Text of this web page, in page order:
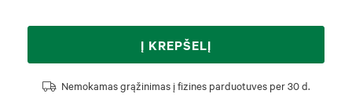
Į KREPŠELĮ
Nemokamas grąžinimas į fizines parduotuves per 30 d.